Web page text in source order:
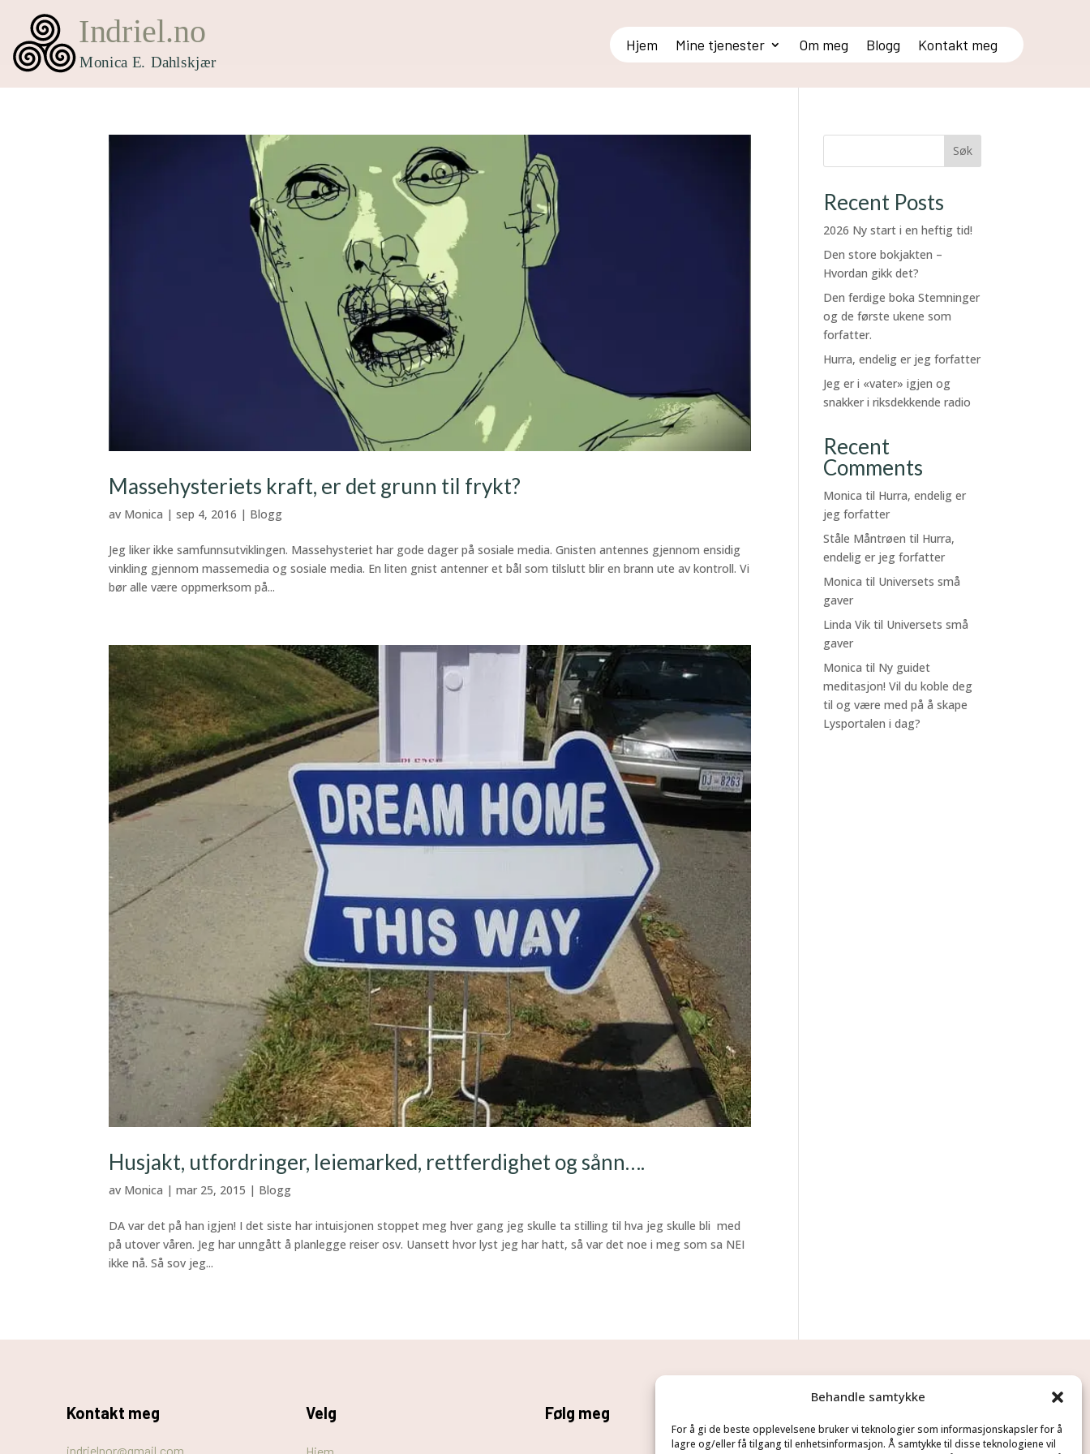
Behandle samtykke
For å gi de beste opplevelsene bruker vi teknologier som informasjonskapsler for å
lagre og/eller få tilgang til enhetsinformasjon. Å samtykke til disse teknologiene vil
Hjem Mine tjenester Om meg Blogg Kontakt meg
Massehysteriets kraft, er det grunn til frykt?
av Monica |sep 4, 2016 | Blogg
Jeg liker ikke samfunnsutviklingen. Massehysteriet har gode dager på sosiale media. Gnisten antennes gjennom ensidig
vinkling gjennom massemedia og sosiale media. En liten gnist antenner et bål som tilslutt blir en brann ute av kontroll. Vi
bør alle være oppmerksom på...
Husjakt, utfordringer, leiemarked, rettferdighet og sånn….
av Monica |mar 25, 2015 | Blogg
DA var det på han igjen! I det siste har intuisjonen stoppet meg hver gang jeg skulle ta stilling til hva jeg skulle bli med
på utover våren. Jeg har unngått å planlegge reiser osv. Uansett hvor lyst jeg har hatt, så var det noe i meg som sa NEI
ikke nå. Så sov jeg...
Søk
Recent Posts
2026 Ny start i en heftig tid!
Den store bokjakten –
Hvordan gikk det?
Den ferdige boka Stemninger
og de første ukene som
forfatter.
Hurra, endelig er jeg forfatter
Jeg er i «vater» igjen og
snakker i riksdekkende radio
Recent
Comments
Monica til Hurra, endelig er
jeg forfatter
Ståle Måntrøen til Hurra,
endelig er jeg forfatter
Monica til Universets små
gaver
Linda Vik til Universets små
gaver
Monica til Ny guidet
meditasjon! Vil du koble deg
til og være med på å skape
Lysportalen i dag?
Kontakt meg
indrielnor@gmail.com
Velg Følg meg